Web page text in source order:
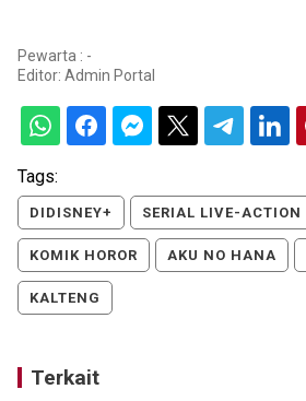
Pewarta : -
Editor: Admin Portal
Tags:
DIDISNEY+ SERIAL LIVE-ACTION
KOMIK HOROR AKU NO HANA
KALTENG
Terkait